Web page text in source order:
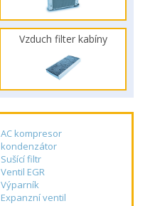
Vzduch filter kabíny
AC kompresor
kondenzátor
Sušící filtr
Ventil EGR
Výparník
Expanzní ventil